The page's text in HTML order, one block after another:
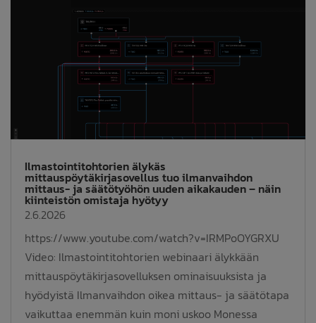
Ilmastointitohtorien älykäs
mittauspöytäkirjasovellus tuo ilmanvaihdon
mittaus- ja säätötyöhön uuden aikakauden – näin
kiinteistön omistaja hyötyy
2.6.2026
https://www.youtube.com/watch?v=IRMPoOYGRXU
Video: Ilmastointitohtorien webinaari älykkään
mittauspöytäkirjasovelluksen ominaisuuksista ja
hyödyistä Ilmanvaihdon oikea mittaus- ja säätötapa
vaikuttaa enemmän kuin moni uskoo Monessa